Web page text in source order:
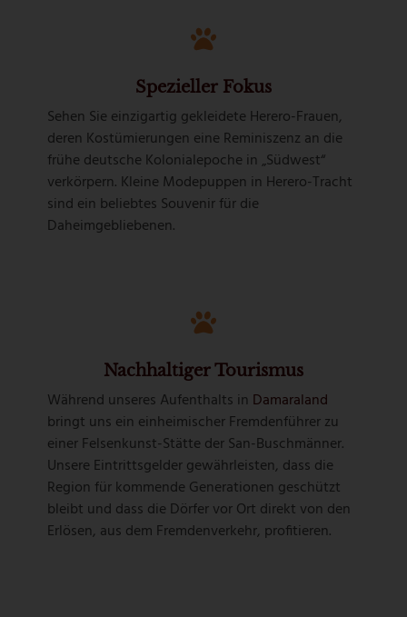
Spezieller Fokus
Sehen Sie einzigartig gekleidete Herero-Frauen,
deren Kostümierungen eine Reminiszenz an die
frühe deutsche Kolonialepoche in „Südwest“
verkörpern. Kleine Modepuppen in Herero-Tracht
sind ein beliebtes Souvenir für die
Daheimgebliebenen.
Nachhaltiger Tourismus
Während unseres Aufenthalts in Damaraland
bringt uns ein einheimischer Fremdenführer zu
einer Felsenkunst-Stätte der San-Buschmänner.
Unsere Eintrittsgelder gewährleisten, dass die
Region für kommende Generationen geschützt
bleibt und dass die Dörfer vor Ort direkt von den
Erlösen, aus dem Fremdenverkehr, profitieren.